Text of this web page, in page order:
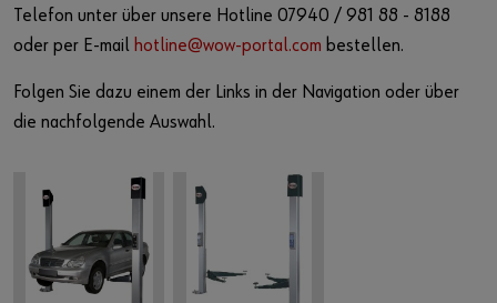
Diagnosesoftware
Remote Diagnose
Security Portal
Powersuche
Ersatzteile
Rücknahme Elektroaltgeräte
Serviceanfrage stellen
Presse
Telefon unter über unsere Hotline 07940 / 981 88 - 8188
oder per E-mail hotline@wow-portal.com bestellen.
Folgen Sie dazu einem der Links in der Navigation oder über
die nachfolgende Auswahl.